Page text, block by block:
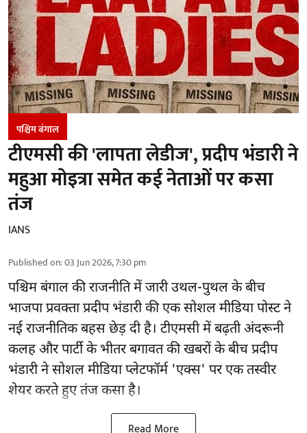
पश्चिम बंगाल
टीएमसी की 'लापता लेडीज', प्रदीप भंडारी ने
महुआ मोइत्रा समेत कई नेताओं पर कसा
तंज
IANS
Published on:03 Jun 2026, 7:30 pm
पश्चिम बंगाल की राजनीति में जारी उथल-पुथल के बीच
भाजपा प्रवक्ता प्रदीप भंडारी की एक सोशल मीडिया पोस्ट ने
नई राजनीतिक बहस छेड़ दी है। टीएमसी में बढ़ती अंदरूनी
कलह और पार्टी के भीतर बगावत की खबरों के बीच प्रदीप
भंडारी ने सोशल मीडिया प्लेटफॉर्म 'एक्स' पर एक तस्वीर
शेयर करते हुए तंज कसा है।
Read More